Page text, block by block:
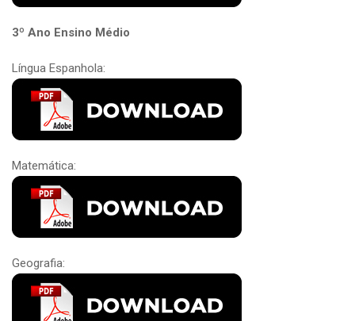
3º Ano Ensino Médio
Língua Espanhola:
Matemática:
Geografia: